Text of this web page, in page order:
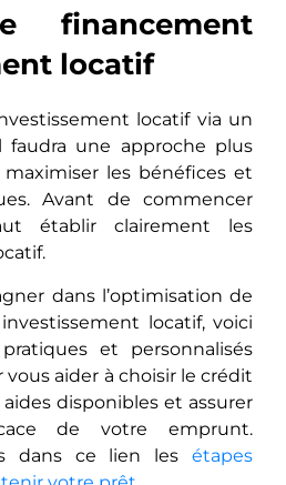
financement
locatif
locatif via un
une approche plus
les bénéfices et
Avant de commencer
établir clairement les
dans l’optimisation de
locatif, voici
et personnalisés
aider à choisir le crédit
disponibles et assurer
de votre emprunt.
dans ce lien les étapes